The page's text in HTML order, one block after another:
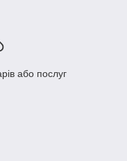
або послуг